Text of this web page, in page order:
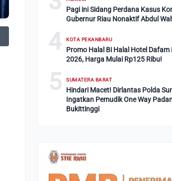
Pagi ini Sidang Perdana Kasus
Gubernur Riau Nonaktif Abdul
4 KOTA PEKANBARU
Promo Halal Bi Halal Hotel Dafam
2026, Harga Mulai Rp125 Ribu!
5 SUMATERA BARAT
Hindari Macet! Dirlantas Polda
Ingatkan Pemudik One Way
Bukittinggi